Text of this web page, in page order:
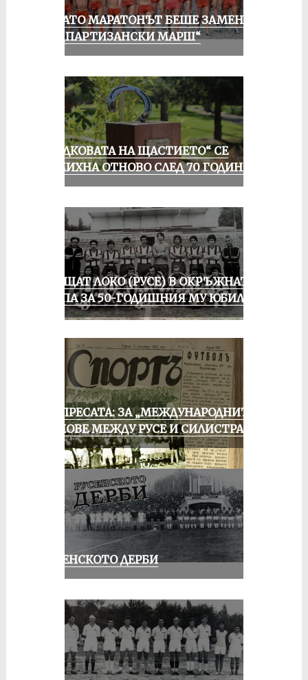
КОГАТО МАРАТОНЪТ БЕШЕ ЗАМЕНЕН
ОТ „ПАРТИЗАНСКИ МАРШ“
„ПОДКОВАТА НА ЩАСТИЕТО“ СЕ
УСМИХНА ОТНОВО СЛЕД 70 ГОДИНИ
ПРАЩАТ ЛОКО (РУСЕ) В ОКРЪЖНАТА
ГРУПА ЗА 50-ГОДИШНИЯ МУ ЮБИЛЕЙ
ОТ ПРЕСАТА: ЗА „МЕЖДУНАРОДНИТЕ“
МАЧОВЕ МЕЖДУ РУСЕ И СИЛИСТРА
РУСЕНСКОТО ДЕРБИ